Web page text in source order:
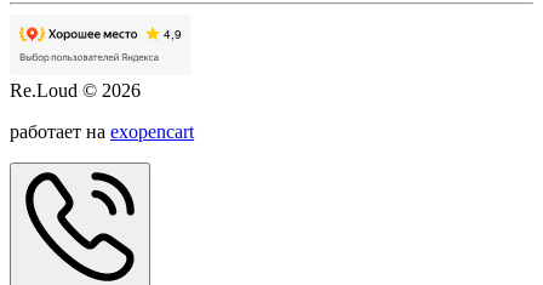
Re.Loud © 2026
работает на exopencart